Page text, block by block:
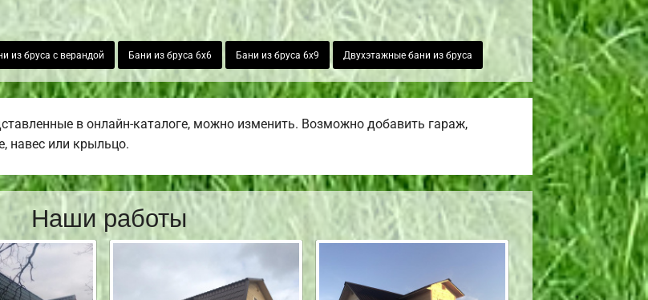
из бруса с верандой Бани из бруса 6х6 Бани из бруса 6х9 Двухэтажные бани из бруса
в онлайн-каталоге, можно изменить. Возможно добавить гараж,
навес или крыльцо.
Наши работы